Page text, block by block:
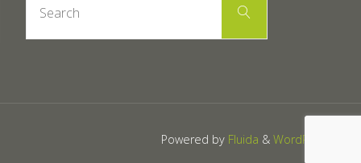
Search
Powered by Fluida & WordPress.